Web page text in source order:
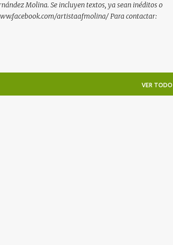
Molina. Se incluyen textos, ya sean inéditos o
artistaafmolina/ Para contactar:
VER TODO